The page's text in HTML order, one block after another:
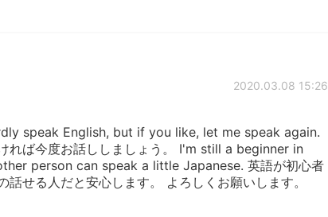
2020.03.08 15:26
speak English, but if you like, let me speak again.
れば今度お話ししましょう。 I'm still a beginner in
person can speak a little Japanese. 英語が初心者
せる人だと安心します。 よろしくお願いします。